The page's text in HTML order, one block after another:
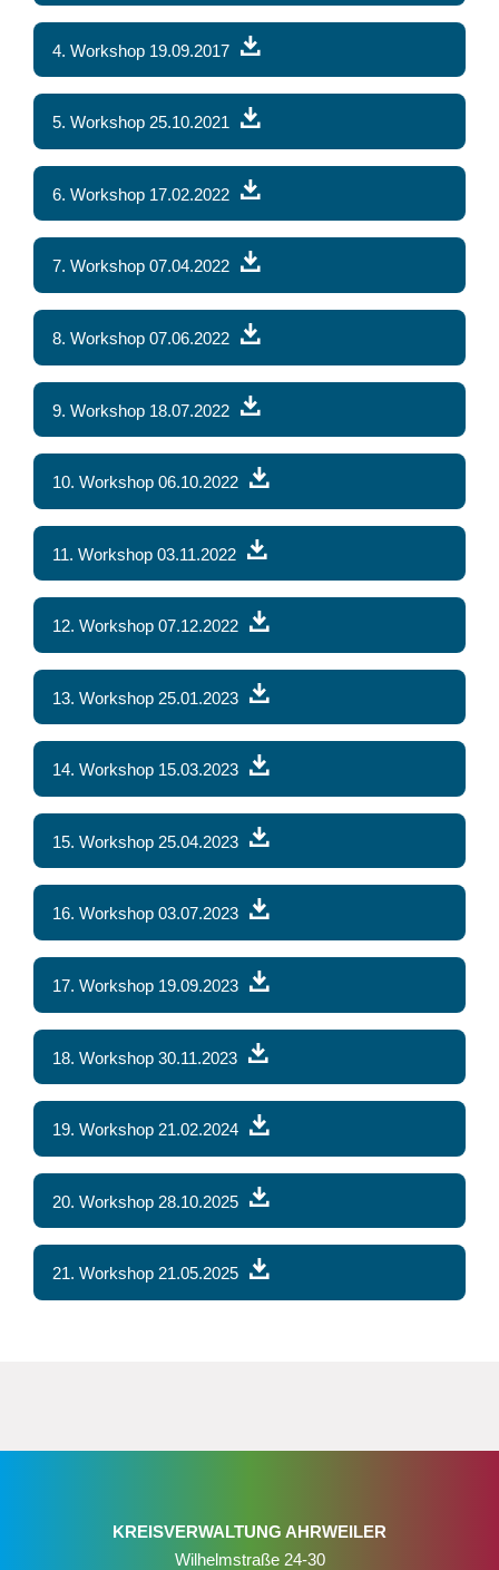
4. Workshop 19.09.2017
5. Workshop 25.10.2021
6. Workshop 17.02.2022
7. Workshop 07.04.2022
8. Workshop 07.06.2022
9. Workshop 18.07.2022
10. Workshop 06.10.2022
11. Workshop 03.11.2022
12. Workshop 07.12.2022
13. Workshop 25.01.2023
14. Workshop 15.03.2023
15. Workshop 25.04.2023
16. Workshop 03.07.2023
17. Workshop 19.09.2023
18. Workshop 30.11.2023
19. Workshop 21.02.2024
20. Workshop 28.10.2025
21. Workshop 21.05.2025
KREISVERWALTUNG AHRWEILER
Wilhelmstraße 24-30